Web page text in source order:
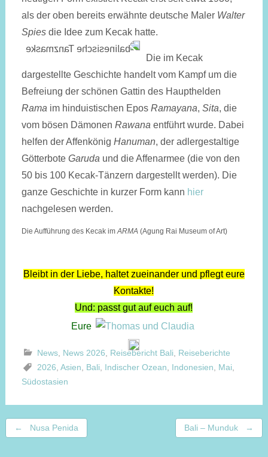
als der oben bereits erwähnte deutsche Maler Walter
Spiesdie Idee zum Kecak hatte.
Die im Kecak
dargestellte Geschichte handelt vom Kampf um die
Befreiung der schönen Gattin des Haupthelden
Rama im hinduistischen Epos Ramayana, Sita, die
vom bösen Dämonen Rawana entführt wurde. Dabei
helfen der Affenkönig Hanuman, der adlergestaltige
Götterbote Garuda und die Affenarmee (die von den
50 bis 100 Kecak-Tänzern dargestellt werden). Die
ganze Geschichte in kurzer Form kann hier
nachgelesen werden.
Die Aufführung des Kecak imARMA(Agung Rai Museum of Art)
Bleibt in der Liebe, haltet zueinander und pflegt eure
Kontakte!
Und: passt gut auf euch auf!
Eure
News, News 2026 Reisebericht Bali
Reiseberichte
2026 Asien Bali Indischer Ozean Indonesien Mai
Südostasien
Beitragsnavigation
← Nusa Penida Bali – Munduk →